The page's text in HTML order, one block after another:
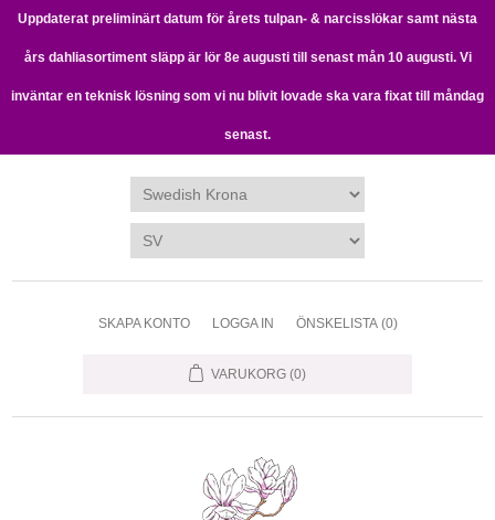
Uppdaterat preliminärt datum för årets tulpan- & narcisslökar samt nästa
års dahliasortiment släpp är lör 8e augusti till senast mån 10 augusti. Vi
inväntar en teknisk lösning som vi nu blivit lovade ska vara fixat till måndag
senast.
SKAPA KONTO LOGGA IN ÖNSKELISTA (0)
VARUKORG (0)